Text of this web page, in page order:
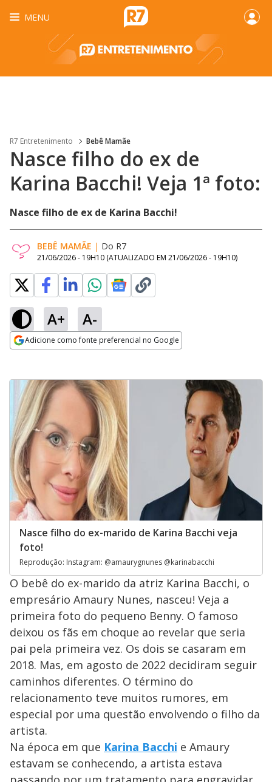
MENU
R7 Entretenimento Bebê Mamãe
Nasce filho do ex de
Karina Bacchi! Veja 1ª foto:
Nasce filho de ex de Karina Bacchi!
BEBÊ MAMÃE | Do R7
21/06/2026 - 19H10 (ATUALIZADO EM 21/06/2026 - 19H10)
A+ A-
Adicione como fonte preferencial no Google
Nasce filho do ex-marido de Karina Bacchi veja
foto!
Reprodução: Instagram: @amaurygnunes @karinabacchi
O bebê do ex-marido da atriz Karina Bacchi, o
empresário Amaury Nunes, nasceu! Veja a
primeira foto do pequeno Benny. O famoso
deixou os fãs em choque ao revelar que seria
pai pela primeira vez. Os dois se casaram em
2018. Mas, em agosto de 2022 decidiram seguir
caminhos diferentes. O término do
relacionamento teve muitos rumores, em
especial por uma questão envolvendo o filho da
artista.
Na época em que Karina Bacchi e Amaury
estavam se conhecendo, a artista estava